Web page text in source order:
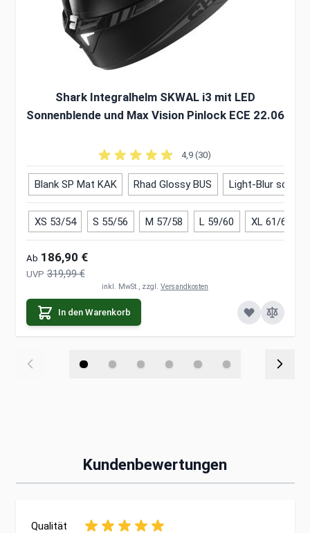
Shark Integralhelm SKWAL i3 mit LED
Sonnenblende und Max Vision Pinlock ECE 22.06
4,9 (30)
Blank SP Mat KAK Rhad Glossy BUS Light-Blur
XS 53/54 S 55/56 M 57/58 L 59/60 XL 61/62
Ab 186,90 €
UVP 319,99 €
inkl. MwSt., zzgl. Versandkosten
In den Warenkorb
Kundenbewertungen
Qualität